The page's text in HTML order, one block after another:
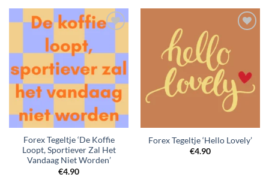
Forex Tegeltje ‘De Koffie
Loopt, Sportiever Zal Het
Vandaag Niet Worden’
€4.90
Forex Tegeltje ‘Hello Lovely’
€4.90